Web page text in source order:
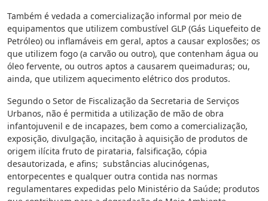
Também é vedada a comercialização informal por meio de
equipamentos que utilizem combustível GLP (Gás Liquefeito de
Petróleo) ou inflamáveis em geral, aptos a causar explosões; os
que utilizem fogo (a carvão ou outro), que contenham água ou
óleo fervente, ou outros aptos a causarem queimaduras; ou,
ainda, que utilizem aquecimento elétrico dos produtos.
Segundo o Setor de Fiscalização da Secretaria de Serviços
Urbanos, não é permitida a utilização de mão de obra
infantojuvenil e de incapazes, bem como a comercialização,
exposição, divulgação, incitação à aquisição de produtos de
origem ilícita fruto de pirataria, falsificação, cópia
desautorizada, e afins; substâncias alucinógenas,
entorpecentes e qualquer outra contida nas normas
regulamentares expedidas pelo Ministério da Saúde; produtos